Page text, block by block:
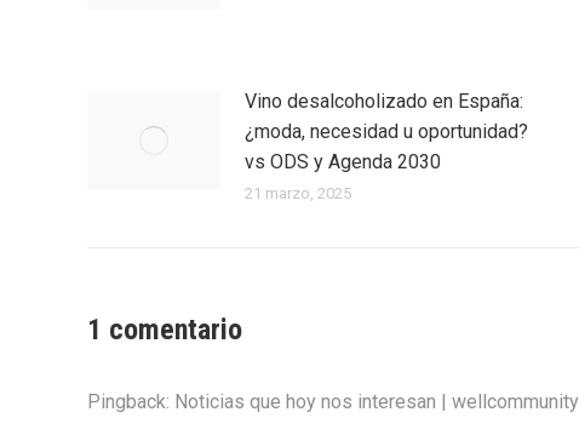
Vino desalcoholizado en España:
¿moda, necesidad u oportunidad?
vs ODS y Agenda 2030
21 marzo, 2025
1 comentario
Pingback: Noticias que hoy nos interesan | wellcommunity